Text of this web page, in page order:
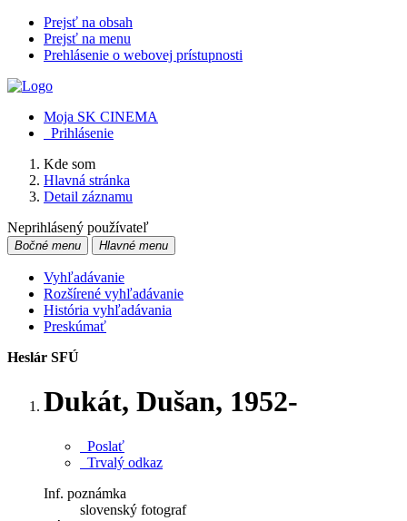
Prejsť na obsah
Prejsť na menu
Prehlásenie o webovej prístupnosti
Moja SK CINEMA
Prihlásenie
Kde som
Hlavná stránka
Detail záznamu
Neprihlásený používateľ
Bočné menu Hlavné menu
Vyhľadávanie
Rozšírené vyhľadávanie
História vyhľadávania
Preskúmať
Heslár SFÚ
Dukát, Dušan, 1952-
Poslať
Trvalý odkaz
Inf. poznámka
slovenský fotograf